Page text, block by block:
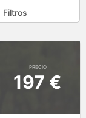
Filtros
PRECIO
197 €